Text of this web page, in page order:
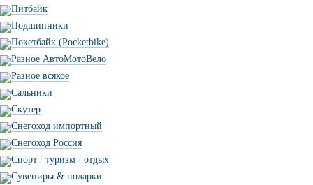
Питбайк
Подшипники
Покетбайк (Pocketbike)
Разное АвтоМотоВело
Разное всякое
Сальники
Скутер
Снегоход импортный
Снегоход Россия
Спорт / туризм / отдых
Сувениры & подарки